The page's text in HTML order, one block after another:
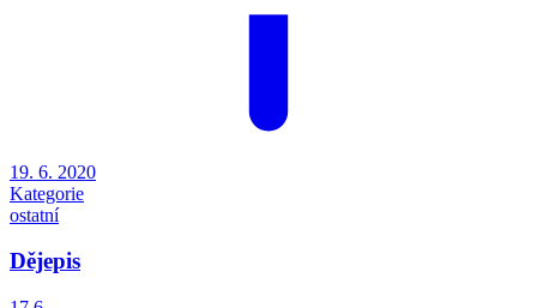
19. 6. 2020
Kategorie
ostatní
Dějepis